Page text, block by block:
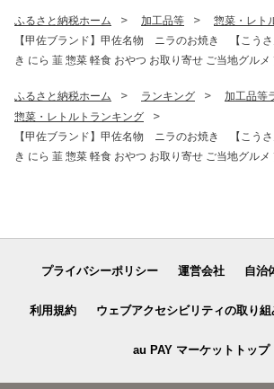
ふるさと納税ホーム 加工品等
惣菜・レト
【甲佐ブランド】甲佐名物 ニラのお焼き 【こう
き にら 韮 惣菜 軽食 おやつ お取り寄せ ご当地グル
ふるさと納税ホーム ランキング
加工品等
惣菜・レトルトランキング
【甲佐ブランド】甲佐名物 ニラのお焼き 【こう
き にら 韮 惣菜 軽食 おやつ お取り寄せ ご当地グル
プライバシーポリシー 運営会社 自治
利用規約 ウェブアクセシビリティの取り組
au PAY マーケットトップ